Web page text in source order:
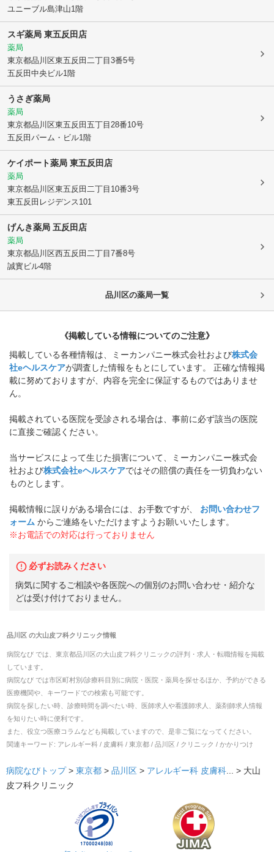
ユニーブル島津山1階
スギ薬局 東五反田店
薬局
東京都品川区東五反田二丁目3番5号
五反田中央ビル1階
うさぎ薬局
薬局
東京都品川区東五反田五丁目28番10号
五反田パーム・ビル1階
ケイポート薬局 東五反田店
薬局
東京都品川区東五反田二丁目10番3号
東五反田レジデンス101
げんき薬局 五反田店
薬局
東京都品川区西五反田二丁目7番8号
誠實ビル4階
品川区の薬局一覧
《掲載している情報についてのご注意》
掲載している各種情報は、ミーカンパニー株式会社および株式会
社eヘルスケアが調査した情報をもとにしています。 正確な情報掲
載に努めておりますが、内容を完全に保証するものではありませ
ん。
掲載されている医院を受診される場合は、事前に必ず該当の医院
に直接ご確認ください。
当サービスによって生じた損害について、ミーカンパニー株式会
社および株式会社eヘルスケアではその賠償の責任を一切負わない
ものとします。
掲載情報に誤りがある場合には、お手数ですが、
お問い合わせフ
ォーム からご連絡をいただけますようお願いいたします。
※お電話での対応は行っておりません
必ずお読みください
病気に関するご相談や各医院への個別のお問い合わせ・紹介な
どは受け付けておりません。
品川区の大山皮フ科クリニック情報
病院なび では、 東京都品川区の大山皮フ科クリニックの評判・求人・転職情報を掲載
しています。
病院なび では市区町村別/診療科目別に病院・医院・薬局を探せるほか、予約ができる
医療機関や、キーワードでの検索も可能です。
病院を探したい時、診療時間を調べたい時、医師求人や看護師求人、薬剤師求人情報
を知りたい時に便利です。
また、役立つ医療コラムなども掲載していますので、是非ご覧になってください。
関連キーワード: アレルギー科 / 皮膚科 / 東京都 / 品川区 / クリニック / かかりつけ
病院なびトップ > 東京都 > 品川区 > アレルギー科 皮膚科... > 大山
皮フ科クリニック